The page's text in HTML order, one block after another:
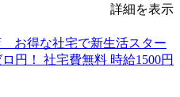
詳細を表示